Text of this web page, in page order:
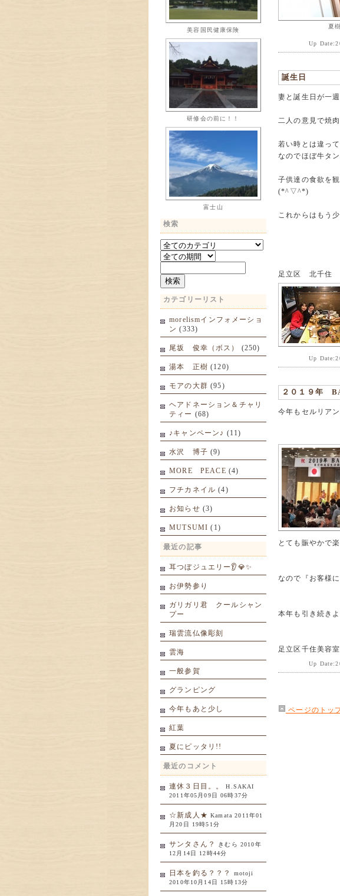
美容国民健康保険
研修会の前に！！
富士山
検索
カテゴリーリスト
morelismインフォメーショ
ン (333)
尾坂 俊幸（ボス） (250)
湯本 正樹 (120)
モアの大群 (95)
ヘアドネーション＆チャリ
ティー (68)
♪キャンペーン♪ (11)
水沢 博子 (9)
MORE PEACE (4)
フチカネイル (4)
お知らせ (3)
MUTSUMI (1)
最近の記事
耳つぼジュエリー👂💎✨
お伊勢参り
ガリガリ君 クールシャン
プー
瑞雲流仏像彫刻
雲海
一般参賀
グランピング
今年もあと少し
紅葉
夏にピッタリ!!
最近のコメント
連休３日目。。 H.SAKAI
2011年05月09日 06時37分
☆新成人★ Kamata 2011年01
月20日 19時51分
サンタさん？ きむら 2010年
12月14日 12時44分
日本を釣る？？？ motoji
2010年10月14日 15時13分
夏樹
Up
誕生日
妻と誕生日が一
二人の意見で焼肉
若い時とは違っ
なのでほぼ牛タ
子供達の食欲を
(*^▽^*)
これからはもう
足立区 北千
Up
２０１９年
今年もセルリア
とても賑やかで
なので『お客様
本年も引き続き
足立区千住美容
Up
ページのトッ